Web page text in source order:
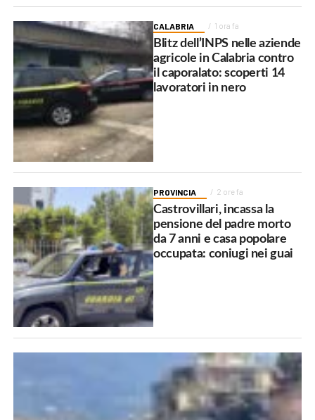
CALABRIA 1 ora fa
Blitz dell’INPS nelle aziende
agricole in Calabria contro
il caporalato: scoperti 14
lavoratori in nero
PROVINCIA 2 ore fa
Castrovillari, incassa la
pensione del padre morto
da 7 anni e casa popolare
occupata: coniugi nei guai